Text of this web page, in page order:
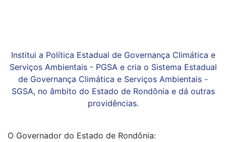
Institui a Política Estadual de Governança Climática e
Serviços Ambientais - PGSA e cria o Sistema Estadual
de Governança Climática e Serviços Ambientais -
SGSA, no âmbito do Estado de Rondônia e dá outras
providências.
O Governador do Estado de Rondônia: